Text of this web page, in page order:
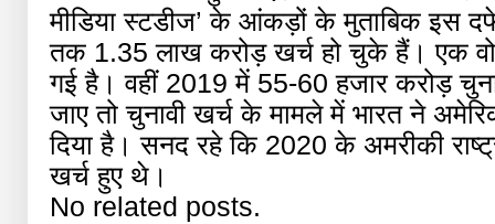
मीडिया स्टडीज’ के आंकड़ों के मुताबिक इस
तक 1.35 लाख करोड़ खर्च हो चुके हैं। एक
गई है। वहीं 2019 में 55-60 हजार करोड़
जाए तो चुनावी खर्च के मामले में भारत ने
दिया है। सनद रहे कि 2020 के अमरीकी
खर्च हुए थे।
No related posts.